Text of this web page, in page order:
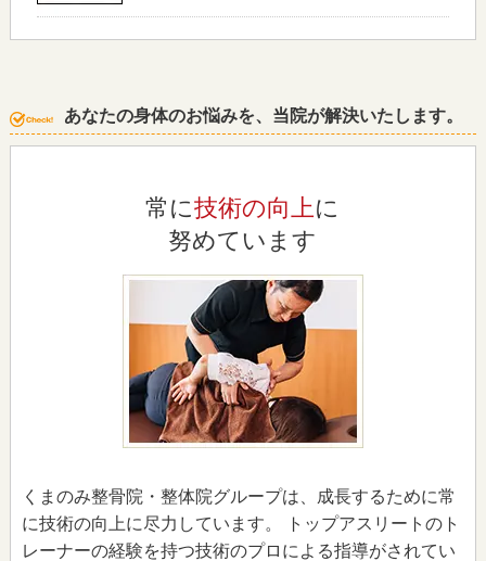
あなたの身体のお悩みを、当院が解決いたします。
常に技術の向上に
努めています
くまのみ整骨院・整体院グループは、成長するために常
に技術の向上に尽力しています。 トップアスリートのト
レーナーの経験を持つ技術のプロによる指導がされてい